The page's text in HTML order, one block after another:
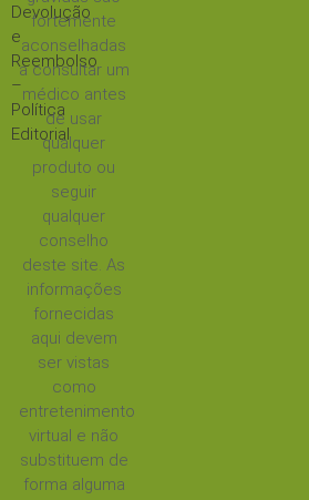
Devolução
e
Reembolso
–
Política
Editorial
fortemente
aconselhadas
a consultar um
médico antes
de usar
qualquer
produto ou
seguir
qualquer
conselho
deste site. As
informações
fornecidas
aqui devem
ser vistas
como
entretenimento
virtual e não
substituem de
forma alguma